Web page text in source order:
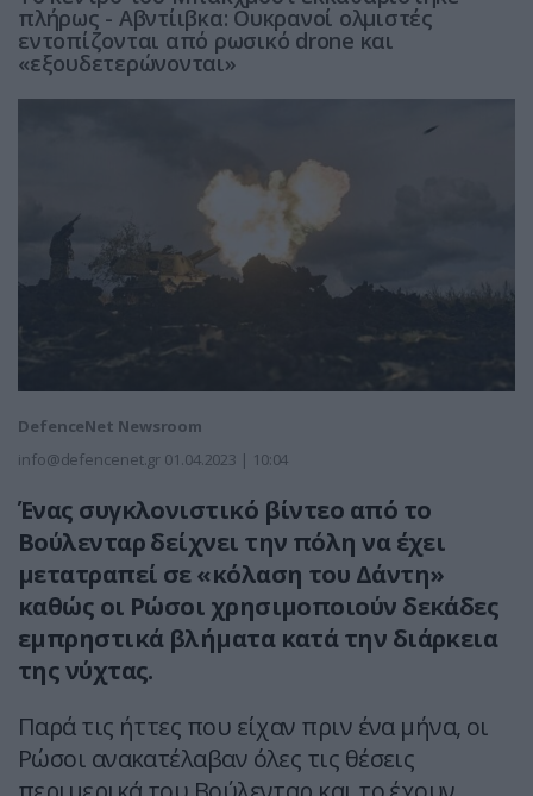
πλήρως - Αβντίιβκα: Ουκρανοί ολμιστές
εντοπίζονται από ρωσικό drone και
«εξουδετερώνονται»
DefenceNet Newsroom
info@defencenet.gr 01.04.2023 | 10:04
Ένας συγκλονιστικό βίντεο από το
Βούλενταρ δείχνει την πόλη να έχει
μετατραπεί σε «κόλαση του Δάντη»
καθώς οι Ρώσοι χρησιμοποιούν δεκάδες
εμπρηστικά βλήματα κατά την διάρκεια
της νύχτας.
Παρά τις ήττες που είχαν πριν ένα μήνα, οι
Ρώσοι ανακατέλαβαν όλες τις θέσεις